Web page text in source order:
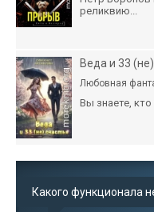
реликвию...
Веда и 33
Любовная
Вы знаете,
Какого функционала